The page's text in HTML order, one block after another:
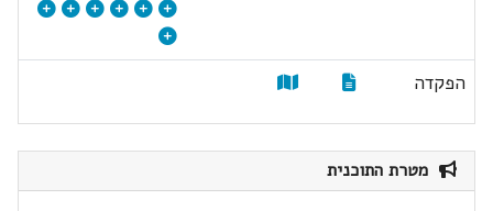
הפקדה
מטרת התוכנית